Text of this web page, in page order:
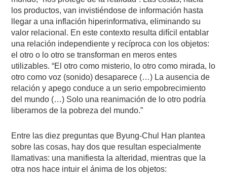
los productos, van invistiéndose de información hasta
llegar a una inflación hiperinformativa, eliminando su
valor relacional. En este contexto resulta difícil entablar
una relación independiente y recíproca con los objetos:
el otro o lo otro se transforman en meros entes
utilizables. “El otro como misterio, lo otro como mirada, lo
otro como voz (sonido) desaparece (…) La ausencia de
relación y apego conduce a un serio empobrecimiento
del mundo (…) Solo una reanimación de lo otro podría
liberarnos de la pobreza del mundo.”
Entre las diez preguntas que Byung-Chul Han plantea
sobre las cosas, hay dos que resultan especialmente
llamativas: una manifiesta la alteridad, mientras que la
otra nos hace intuir el ánima de los objetos: